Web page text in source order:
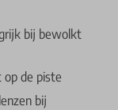
bij bewolkt
op de piste
bij